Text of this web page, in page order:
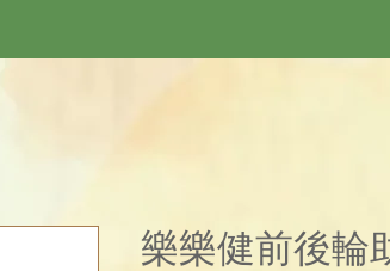
樂樂健前後輪